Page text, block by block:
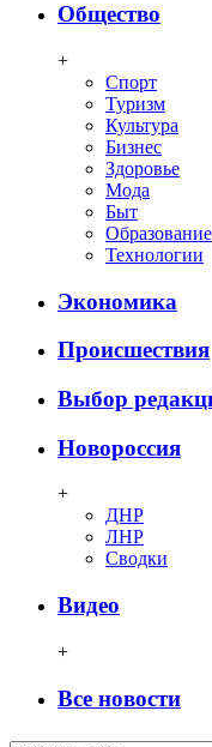
Общество
+
Спорт
Туризм
Культура
Бизнес
Здоровье
Мода
Быт
Образование
Технологии
Экономика
Происшествия
Выбор
Новороссия
+
ДНР
ЛНР
Сводки
Видео
+
Все новости